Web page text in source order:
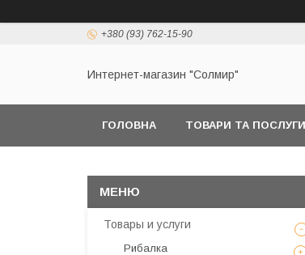
+380 (93) 762-15-90
Интернет-магазин "Солмир"
ГОЛОВНА ТОВАРИ ТА ПОСЛУГИ
Товары и услуги
Рибалка